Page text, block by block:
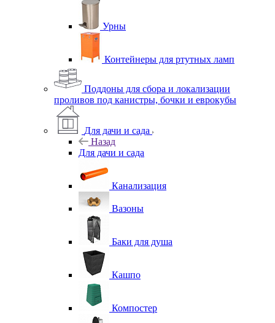
Урны
Контейнеры для ртутных ламп
Поддоны для сбора и локализации
проливов под канистры, бочки и еврокубы
Для дачи и сада
Назад
Для дачи и сада
Канализация
Вазоны
Баки для душа
Кашпо
Компостер